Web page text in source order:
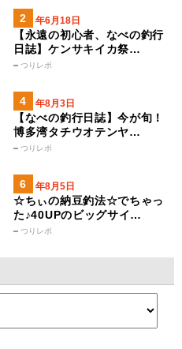
2024年6月18日
【永遠の初心者、なべの釣行
日誌】ケンサキイカ祭…
つりレポ
2025年8月3日
【なべの釣行日誌】今が旬！
博多湾タチウオテンヤ…
つりレポ
2026年8月5日
☆ちぃの納豆釣法☆でちゃっ
た♪40UPのビッグサイ…
つりレポ